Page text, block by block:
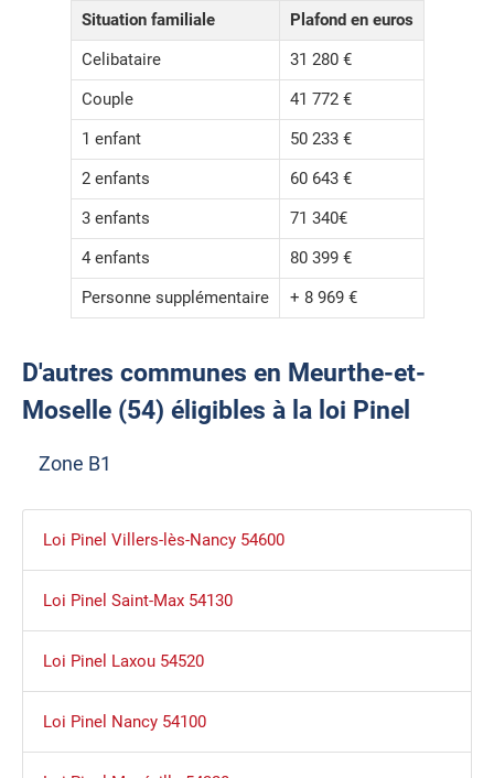
Situation familiale
Plafond en euros
Celibataire
31 280 €
Couple
41 772 €
1 enfant
50 233 €
2 enfants
60 643 €
3 enfants
71 340€
4 enfants
80 399 €
Personne supplémentaire
+ 8 969 €
D'autres communes en Meurthe-et-
Moselle (54) éligibles à la loi Pinel
Zone B1
Loi Pinel Villers-lès-Nancy 54600
Loi Pinel Saint-Max 54130
Loi Pinel Laxou 54520
Loi Pinel Nancy 54100